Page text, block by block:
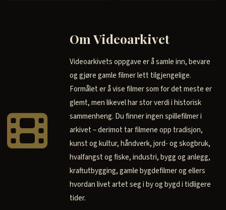
Om Videoarkivet
Videoarkivets oppgave er å samle inn, bevare
og gjøre gamle filmer lett tilgjengelige.
Formålet er å vise filmer som for det meste er
glemt, men likevel har stor verdi i historisk
sammenheng. Du finner ingen spillefilmer i
arkivet – derimot tar filmene opp tradisjon,
kunst og kultur, håndverk, jord- og skogbruk,
hvalfangst og fiske, industri, bygg og anlegg,
kraftutbygging, gamle bygdefilmer og ellers
hvordan livet artet seg i by og bygd i tidligere
tider.